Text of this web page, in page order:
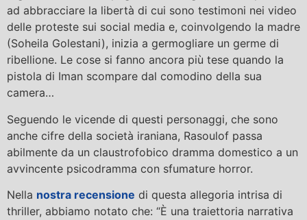
ad abbracciare la libertà di cui sono testimoni nei video
delle proteste sui social media e, coinvolgendo la madre
(Soheila Golestani), inizia a germogliare un germe di
ribellione. Le cose si fanno ancora più tese quando la
pistola di Iman scompare dal comodino della sua
camera…
Seguendo le vicende di questi personaggi, che sono
anche cifre della società iraniana, Rasoulof passa
abilmente da un claustrofobico dramma domestico a un
avvincente psicodramma con sfumature horror.
Nella nostra recensione di questa allegoria intrisa di
thriller, abbiamo notato che: “È una traiettoria narrativa